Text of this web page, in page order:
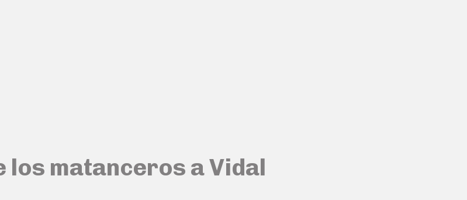
los matanceros a Vidal